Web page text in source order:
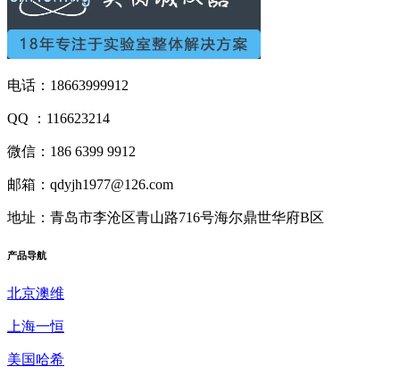
电话：18663999912
QQ ：116623214
微信：186 6399 9912
邮箱：qdyjh1977@126.com
地址：青岛市李沧区青山路716号海尔鼎世华府B区
产品导航
北京澳维
上海一恒
美国哈希